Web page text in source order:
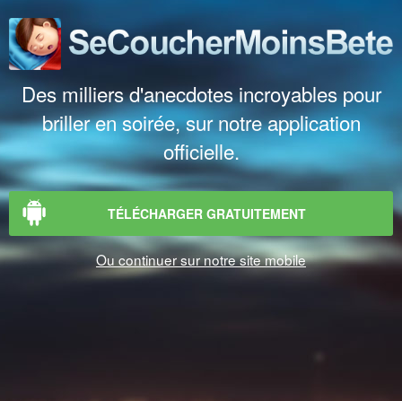
Des milliers d'anecdotes incroyables pour
briller en soirée, sur notre application
officielle.
TÉLÉCHARGER GRATUITEMENT
Ou continuer sur notre site mobile